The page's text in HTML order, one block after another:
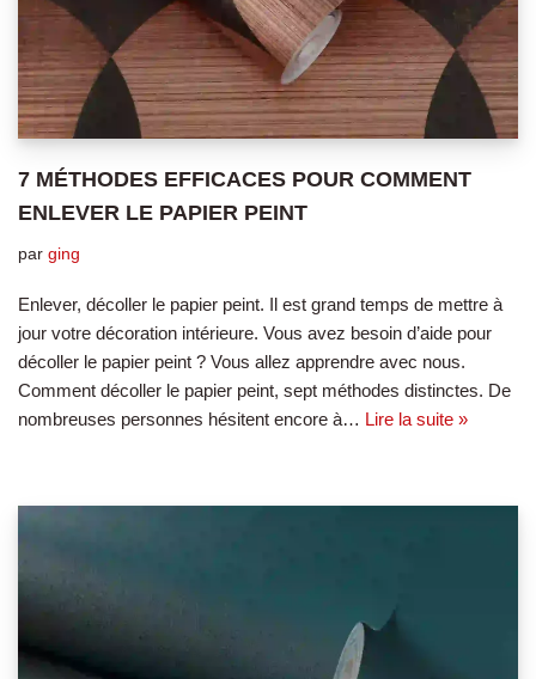
7 MÉTHODES EFFICACES POUR COMMENT
ENLEVER LE PAPIER PEINT
par ging
Enlever, décoller le papier peint. Il est grand temps de mettre à
jour votre décoration intérieure. Vous avez besoin d’aide pour
décoller le papier peint ? Vous allez apprendre avec nous.
Comment décoller le papier peint, sept méthodes distinctes. De
nombreuses personnes hésitent encore à… Lire la suite »